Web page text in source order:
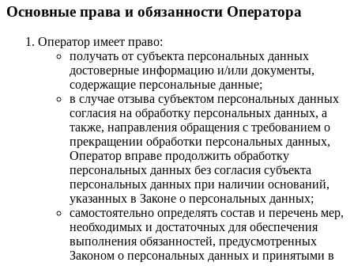
Основные права и обязанности Оператора
Оператор имеет право:
получать от субъекта персональных данных
достоверные информацию и/или документы,
содержащие персональные данные;
в случае отзыва субъектом персональных данных
согласия на обработку персональных данных, а
также, направления обращения с требованием о
прекращении обработки персональных данных,
Оператор вправе продолжить обработку
персональных данных без согласия субъекта
персональных данных при наличии оснований,
указанных в Законе о персональных данных;
самостоятельно определять состав и перечень мер,
необходимых и достаточных для обеспечения
выполнения обязанностей, предусмотренных
Законом о персональных данных и принятыми в